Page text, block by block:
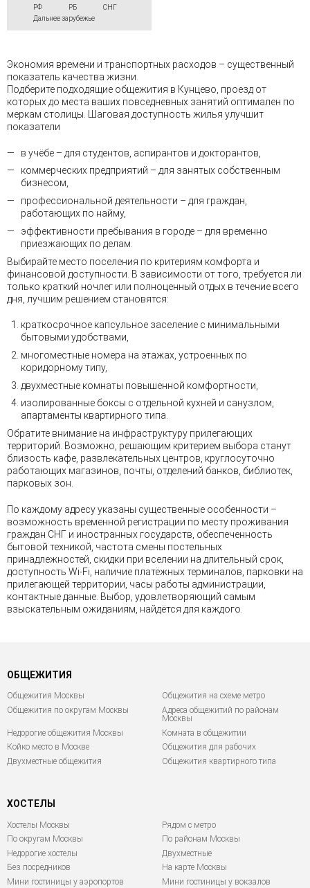
РФ РБ
СНГ
Дальнее зарубежье
Экономия времени и транспортных расходов – существенный
показатель качества жизни.
Подберите подходящие общежития в Кунцево, проезд от
которых до места ваших повседневных занятий оптимален по
меркам столицы. Шаговая доступность жилья улучшит
показатели
в учёбе – для студентов, аспирантов и докторантов,
коммерческих предприятий – для занятых собственным
бизнесом,
профессиональной деятельности – для граждан,
работающих по найму,
эффективности пребывания в городе – для временно
приезжающих по делам.
Выбирайте место поселения по критериям комфорта и
финансовой доступности. В зависимости от того, требуется ли
только краткий ночлег или полноценный отдых в течение всего
дня, лучшим решением становятся:
краткосрочное капсульное заселение с минимальными
бытовыми удобствами,
многоместные номера на этажах, устроенных по
коридорному типу,
двухместные комнаты повышенной комфортности,
изолированные боксы с отдельной кухней и санузлом,
апартаменты квартирного типа.
Обратите внимание на инфраструктуру прилегающих
территорий. Возможно, решающим критерием выбора станут
близость кафе, развлекательных центров, круглосуточно
работающих магазинов, почты, отделений банков, библиотек,
парковых зон.
По каждому адресу указаны существенные особенности –
возможность временной регистрации по месту проживания
граждан СНГ и иностранных государств, обеспеченность
бытовой техникой, частота смены постельных
принадлежностей, скидки при вселении на длительный срок,
доступность Wi-Fi, наличие платёжных терминалов, парковки на
прилегающей территории, часы работы администрации,
контактные данные. Выбор, удовлетворяющий самым
взыскательным ожиданиям, найдётся для каждого.
ОБЩЕЖИТИЯ
Общежития Москвы
Общежития на схеме метро
Общежития по округам Москвы
Адреса общежитий по районам
Москвы
Недорогие общежития Москвы
Комната в общежитии
Койко место в Москве
Общежития для рабочих
Двухместные общежития
Общежития квартирного типа
ХОСТЕЛЫ
Хостелы Москвы
По округам Москвы
Недорогие хостелы
Без посредников
Мини гостиницы у аэропортов
Рядом с метро
По районам Москвы
Двухместные
На карте Москвы
Мини гостиницы у вокзалов